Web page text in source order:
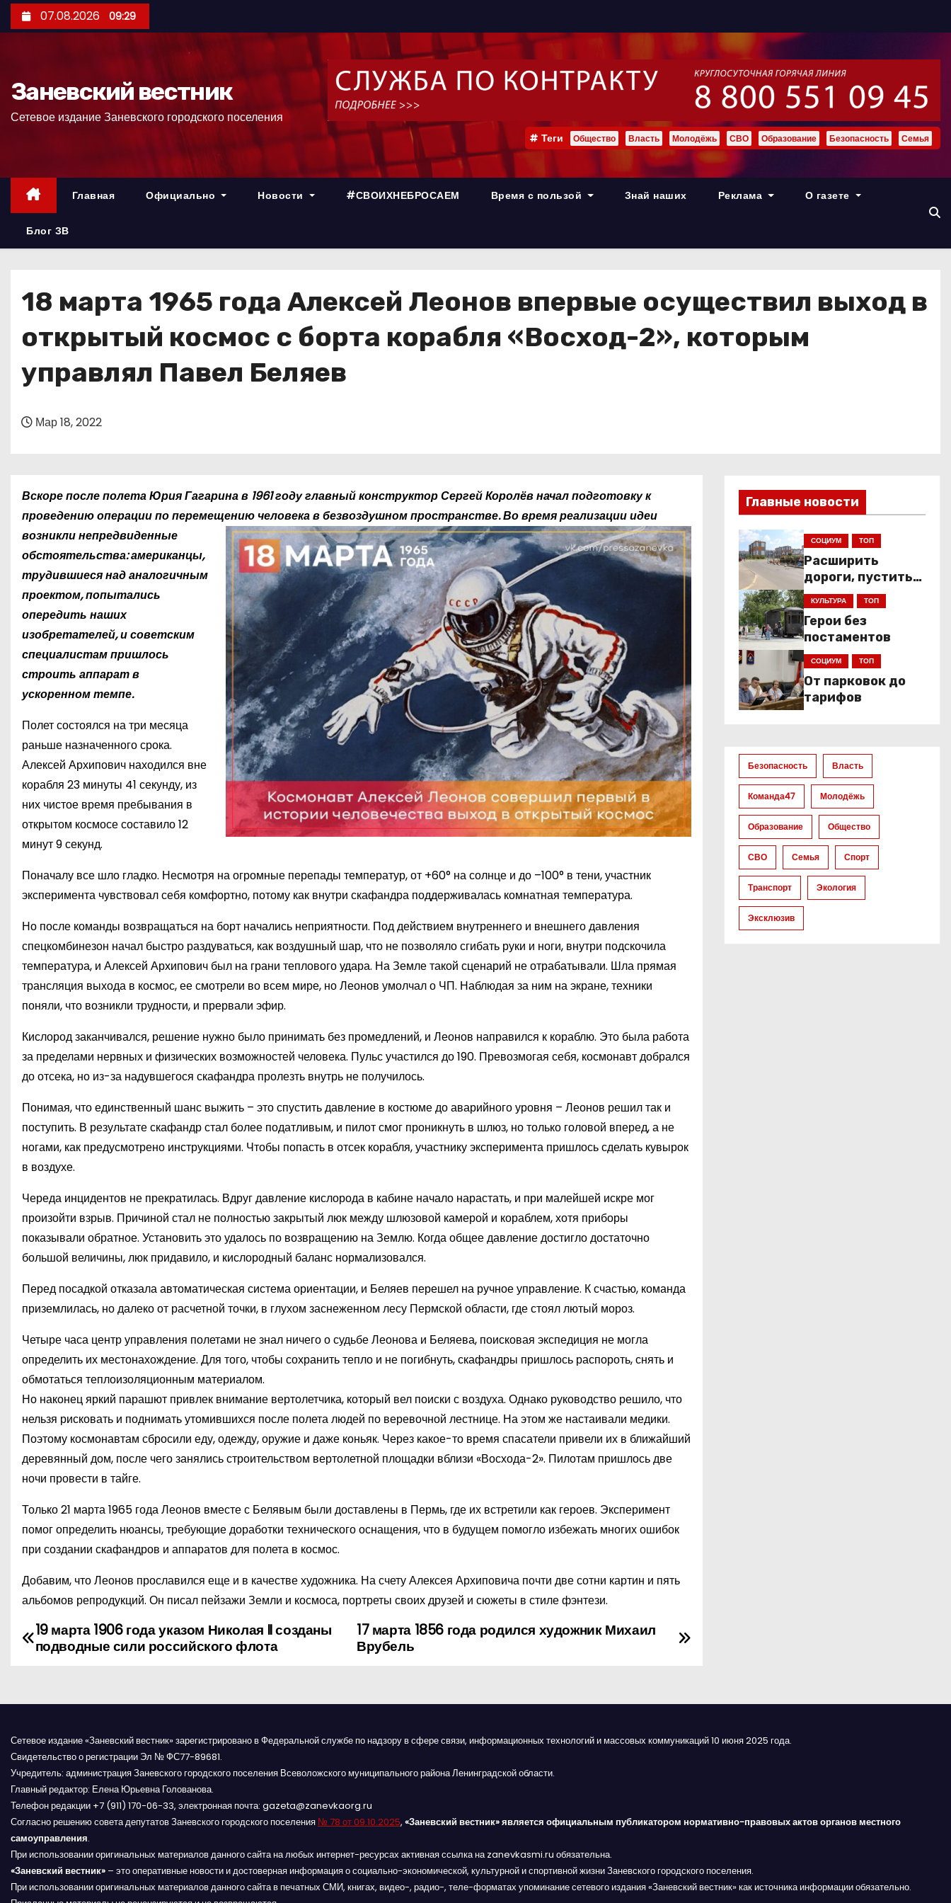
е
р
07.08.2026 09:29
Заневский вестник
Сетевое издание Заневского городского поселения
Теги Общество Власть Молодёжь СВО Образование Безопасность Семья
Главная Официально Новости #СВОИХНЕБРОСАЕМ Время с пользой Знай наших Реклама О газете
Блог ЗВ
18 марта 1965 года Алексей Леонов впервые осуществил выход в
открытый космос с борта корабля «Восход-2», которым
управлял Павел Беляев
Мар 18, 2022
Вскоре после полета Юрия Гагарина в 1961 году главный конструктор Сергей Королёв начал подготовку к
проведению операции по перемещениючеловека в безвоздушном пространстве. Во время реализации идеи
возникли непредвиденные
обстоятельства: американцы,
трудившиеся над аналогичным
проектом, попытались
опередить наших
изобретателей, и советским
специалистам пришлось
строить аппарат в
ускоренном темпе.
Полет состоялся на три месяца
раньше назначенного срока.
Алексей Архипович находился вне
корабля 23 минуты 41 секунду, из
них чистое время пребывания в
открытом космосе составило 12
минут 9 секунд.
Поначалу все шло гладко. Несмотря на огромные перепады температур, от +60° на солнце и до –100° в тени, участник
эксперимента чувствовал себя комфортно, потому как внутри скафандра поддерживалась комнатная температура.
Но после команды возвращаться на борт начались неприятности. Под действием внутреннего и внешнего давления
спецкомбинезон начал быстро раздуваться, как воздушный шар, что не позволяло сгибать руки и ноги, внутри подскочила
температура, и Алексей Архипович был на грани теплового удара. На Земле такой сценарий не отрабатывали. Шла прямая
трансляция выхода в космос, ее смотрели во всем мире, но Леонов умолчал о ЧП. Наблюдая за ним на экране, техники
поняли, что возникли трудности, и прервали эфир.
Кислород заканчивался, решение нужно было принимать без промедлений, и Леонов направился к кораблю. Это была работа
за пределами нервных и физических возможностей человека. Пульс участился до 190. Превозмогая себя, космонавт добрался
до отсека, но из-за надувшегося скафандра пролезть внутрь не получилось.
Понимая, что единственный шанс выжить – это спустить давление в костюме до аварийного уровня – Леонов решил так и
поступить. В результате скафандр стал более податливым, и пилот смог проникнуть в шлюз, но только головой вперед, а не
ногами, как предусмотрено инструкциями. Чтобы попасть в отсек корабля, участнику эксперимента пришлось сделать кувырок
в воздухе.
Череда инцидентов не прекратилась. Вдруг давление кислорода в кабине начало нарастать, и при малейшей искре мог
произойти взрыв. Причиной стал не полностью закрытый люк между шлюзовой камерой и кораблем, хотя приборы
показывали обратное. Установить это удалось по возвращению на Землю. Когда общее давление достигло достаточно
большой величины, люк придавило, и кислородный баланс нормализовался.
Перед посадкой отказала автоматическая система ориентации, и Беляев перешел на ручное управление. К счастью, команда
приземлилась, но далеко от расчетной точки, в глухом заснеженном лесу Пермской области, где стоял лютый мороз.
Четыре часа центр управления полетами не знал ничего о судьбе Леонова и Беляева, поисковая экспедиция не могла
определить их местонахождение. Для того, чтобы сохранить тепло и не погибнуть, скафандры пришлось распороть, снять и
обмотаться теплоизоляционным материалом.
Но наконец яркий парашют привлек внимание вертолетчика, который вел поиски с воздуха. Однако руководство решило, что
нельзя рисковать и поднимать утомившихся после полета людей по веревочной лестнице. На этом же настаивали медики.
Поэтому космонавтам сбросили еду, одежду, оружие и даже коньяк. Через какое-то время спасатели привели их в ближайший
деревянный дом, после чего занялись строительством вертолетной площадки вблизи «Восхода-2». Пилотам пришлось две
ночи провести в тайге.
Только 21 марта 1965 года Леонов вместе с Белявым были доставлены в Пермь, где их встретили как героев. Эксперимент
помог определить нюансы, требующие доработки технического оснащения, что в будущем помогло избежать многих ошибок
при создании скафандров и аппаратов для полета в космос.
Добавим, что Леонов прославился еще и в качестве художника. На счету Алексея Архиповича почти две сотни картин и пять
альбомов репродукций. Он писал пейзажи Земли и космоса, портреты своих друзей и сюжеты в стиле фэнтези.
Н
г
а
ц
и
я
17 марта 1856 года родился художник Михаил
Врубель
19 марта 1906 года указом Николая II созданы
подводные сили российского флота
Главные новости
СОЦИУМ ТОП
Расширить
дороги, пустить
низкопольники
КУЛЬТУРА ТОП
Герои без
постаментов
СОЦИУМ ТОП
От парковок до
тарифов
Безопасность Власть
Команда47 Молодёжь
Образование Общество
СВО Семья Спорт
Транспорт Экология
Эксклюзив
Сетевое издание «Заневский вестник» зарегистрировано в Федеральной службе по надзору в сфере связи, информационных технологий и массовых коммуникаций 10 июня 2025 года.
Свидетельство о регистрации Эл № ФС77-89681.
Учредитель: администрация Заневского городского поселения Всеволожского муниципального района Ленинградской области.
Главный редактор: Елена Юрьевна Голованова.
Телефон редакции +7 (911) 170-06-33, электронная почта: gazeta@zanevkaorg.ru
Согласно решению совета депутатов Заневского городского поселения № 78 от 09.10.2025, «Заневский вестник» является официальным публикатором нормативно-правовых актов органов местного
самоуправления.
При использовании оригинальных материалов данного сайта на любых интернет-ресурсах активная ссылка на zanevkasmi.ru обязательна.
«Заневский вестник» – это оперативные новости и достоверная информация о социально-экономической, культурной и спортивной жизни Заневского городского поселения.
При использовании оригинальных материалов данного сайта в печатных СМИ, книгах, видео-, радио-, теле-форматах упоминание сетевого издания «Заневский вестник» как источника информации обязательно.